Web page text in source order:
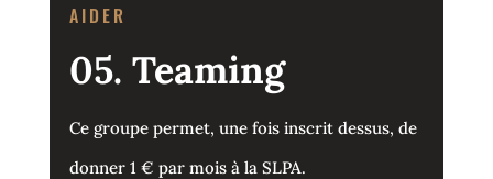
AIDER
05. Teaming
Ce groupe permet, une fois inscrit dessus, de
donner 1 € par mois à la SLPA.